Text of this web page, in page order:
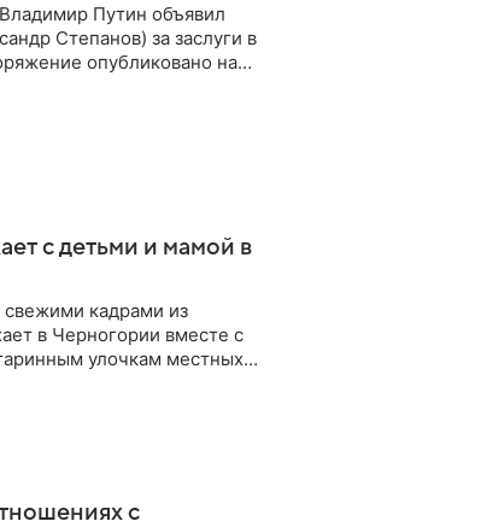
Путин объявил
Степанов) за заслуги в
опубликовано на
с детьми и мамой в
кадрами из
в Черногории вместе с
улочкам местных
с